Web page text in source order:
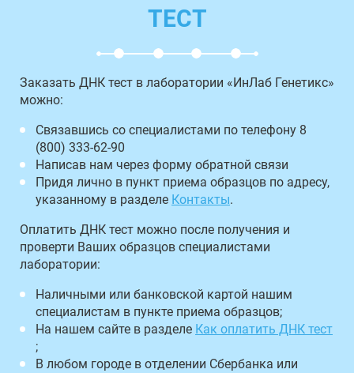
ТЕСТ
Заказать ДНК тест в лаборатории «ИнЛаб Генетикс»
можно:
Связавшись со специалистами по телефону 8
(800) 333-62-90
Написав нам через форму обратной связи
Придя лично в пункт приема образцов по адресу,
указанному в разделе Контакты.
Оплатить ДНК тест можно после получения и
проверти Ваших образцов специалистами
лаборатории:
Наличными или банковской картой нашим
специалистам в пункте приема образцов;
На нашем сайте в разделе Как оплатить ДНК тест
;
В любом городе в отделении Сбербанка или